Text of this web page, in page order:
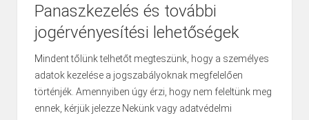
Panaszkezelés és további
jogérvényesítési lehetőségek
Mindent tőlünk telhetőt megteszünk, hogy a személyes
adatok kezelése a jogszabályoknak megfelelően
történjék. Amennyiben úgy érzi, hogy nem feleltünk meg
ennek, kérjük jelezze Nekünk vagy adatvédelmi